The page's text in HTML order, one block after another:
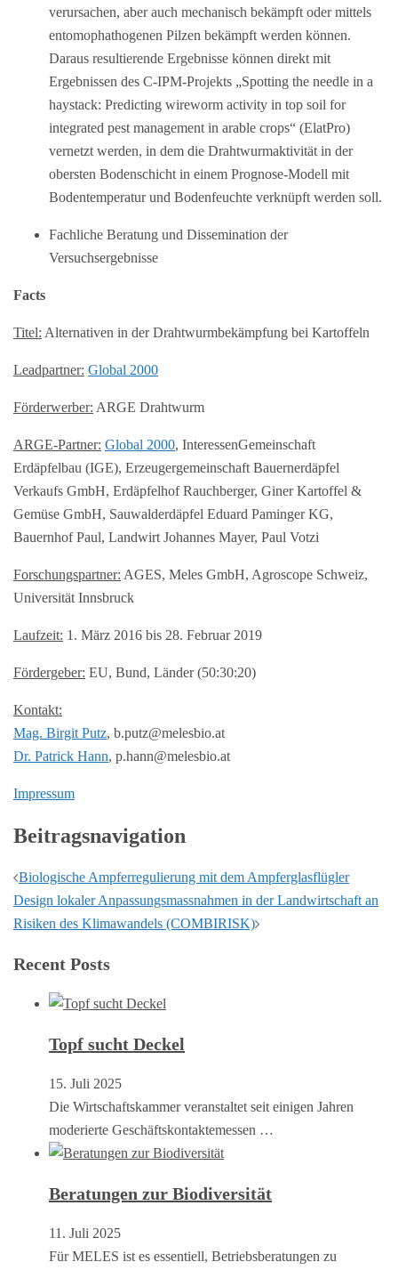
verursachen, aber auch mechanisch bekämpft oder mittels
entomophathogenen Pilzen bekämpft werden können.
Daraus resultierende Ergebnisse können direkt mit
Ergebnissen des C-IPM-Projekts „Spotting the needle in a
haystack: Predicting wireworm activity in top soil for
integrated pest management in arable crops“ (ElatPro)
vernetzt werden, in dem die Drahtwurmaktivität in der
obersten Bodenschicht in einem Prognose-Modell mit
Bodentemperatur und Bodenfeuchte verknüpft werden soll.
Fachliche Beratung und Dissemination der
Versuchsergebnisse
Facts
Titel: Alternativen in der Drahtwurmbekämpfung bei Kartoffeln
Leadpartner: Global 2000
Förderwerber: ARGE Drahtwurm
ARGE-Partner: Global 2000, InteressenGemeinschaft
Erdäpfelbau (IGE), Erzeugergemeinschaft Bauernerdäpfel
Verkaufs GmbH, Erdäpfelhof Rauchberger, Giner Kartoffel &
Gemüse GmbH, Sauwalderdäpfel Eduard Paminger KG,
Bauernhof Paul, Landwirt Johannes Mayer, Paul Votzi
Forschungspartner: AGES, Meles GmbH, Agroscope Schweiz,
Universität Innsbruck
Laufzeit: 1. März 2016 bis 28. Februar 2019
Fördergeber: EU, Bund, Länder (50:30:20)
Kontakt:
Mag. Birgit Putz, b.putz@melesbio.at
Dr. Patrick Hann, p.hann@melesbio.at
Impressum
Beitragsnavigation
Biologische Ampferregulierung mit dem Ampferglasflügler
Design lokaler Anpassungsmassnahmen in der Landwirtschaft an
Risiken des Klimawandels (COMBIRISK)
Recent Posts
Topf sucht Deckel
15. Juli 2025
Die Wirtschaftskammer veranstaltet seit einigen Jahren
moderierte Geschäftskontaktemessen …
Beratungen zur Biodiversität
11. Juli 2025
Für MELES ist es essentiell, Betriebsberatungen zu